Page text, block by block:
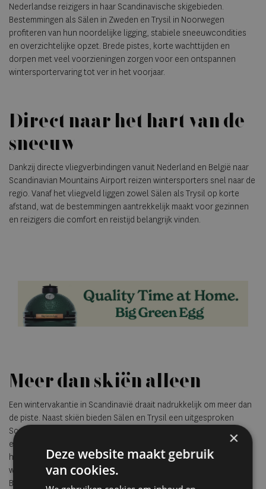
Nederlandse reizigers in haar Scandinavische skigebieden.
Bestemmingen als Sälen in Zweden en Trysil in Noorwegen
profiteren van hun noordelijke ligging, stabiele sneeuwcondities
en overzichtelijke opzet. Brede pistes, korte wachttijden en
dorpen met veel voorzieningen zorgen voor een ontspannen
wintersportervaring tot ver in het voorjaar.
Direct naar het hart van de
sneeuw
Dankzij directe vliegverbindingen vanuit Nederland en België naar
Scandinavian Mountains Airport reizen wintersporters snel naar de
regio. Vanaf het vliegveld liggen zowel Sälen als Trysil op korte
afstand, wat de bestemmingen aantrekkelijk maakt voor gezinnen
en reizigers die comfort en reistijd belangrijk vinden.
Meer dan skiën alleen
Een wintervakantie in Scandinavië draait nadrukkelijk om meer dan
de piste. Naast skiën bieden Sälen en Trysil een uitgesproken
Scandinavische wintersfeer, met lange avonden, houten chalets
en stilte. Activiteiten als langlaufen, sneeuwschoenwandelen,
huskytochten, ijsvissen, sneeuwscootertochten en
winterwandelingen maken de natuur toegankelijk voor niet skiërs.
Bij heldere omstandigheden is zelfs het noorderlicht zichtbaar.
×
Deze website maakt gebruik
van cookies.